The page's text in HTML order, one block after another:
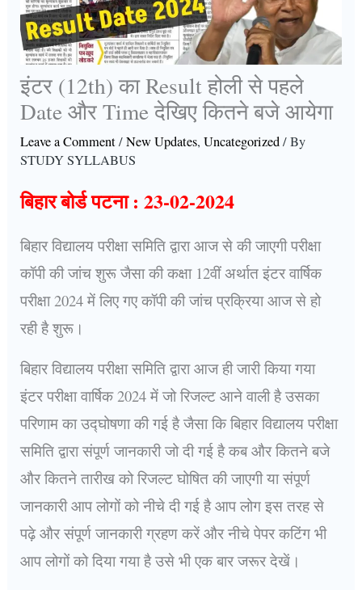
इंटर (12th) का Result होली से पहले
Date और Time देखिए कितने बजे आयेगा
Leave a Comment/New Updates,Uncategorized/ By
STUDY SYLLABUS
बिहार बोर्ड पटना : 23-02-2024
बिहार विद्यालय परीक्षा समिति द्वारा आज से की जाएगी परीक्षा
कॉपी की जांच शुरू जैसा की कक्षा 12वीं अर्थात इंटर वार्षिक
परीक्षा 2024 में लिए गए कॉपी की जांच प्रक्रिया आज से हो
रही है शुरू।
बिहार विद्यालय परीक्षा समिति द्वारा आज ही जारी किया गया
इंटर परीक्षा वार्षिक 2024 में जो रिजल्ट आने वाली है उसका
परिणाम का उद्घोषणा की गई है जैसा कि बिहार विद्यालय परीक्षा
समिति द्वारा संपूर्ण जानकारी जो दी गई है कब और कितने बजे
और कितने तारीख को रिजल्ट घोषित की जाएगी या संपूर्ण
जानकारी आप लोगों को नीचे दी गई है आप लोग इस तरह से
पढ़े और संपूर्ण जानकारी ग्रहण करें और नीचे पेपर कटिंग भी
आप लोगों को दिया गया है उसे भी एक बार जरूर देखें।